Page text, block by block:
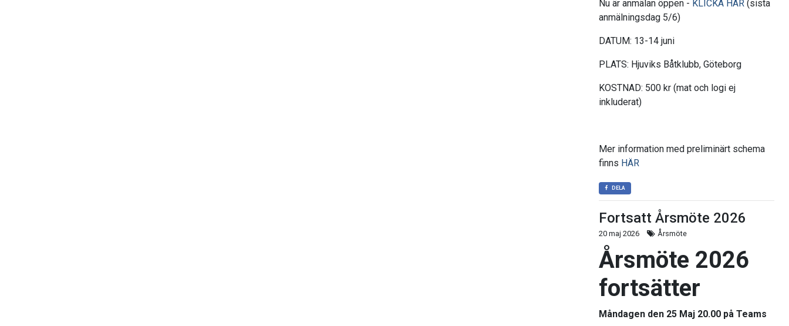
Nu är anmälan öppen - KLICKA HÄR(sista
anmälningsdag 5/6)
DATUM: 13-14 juni
PLATS: Hjuviks Båtklubb, Göteborg
KOSTNAD: 500 kr (mat och logi ej
inkluderat)
Mer information med preliminärt schema
finns HÄR
DELA
Fortsatt Årsmöte 2026
20 maj 2026 Årsmöte
Årsmöte 2026
fortsätter
Måndagen den 25 Maj 20.00 på Teams